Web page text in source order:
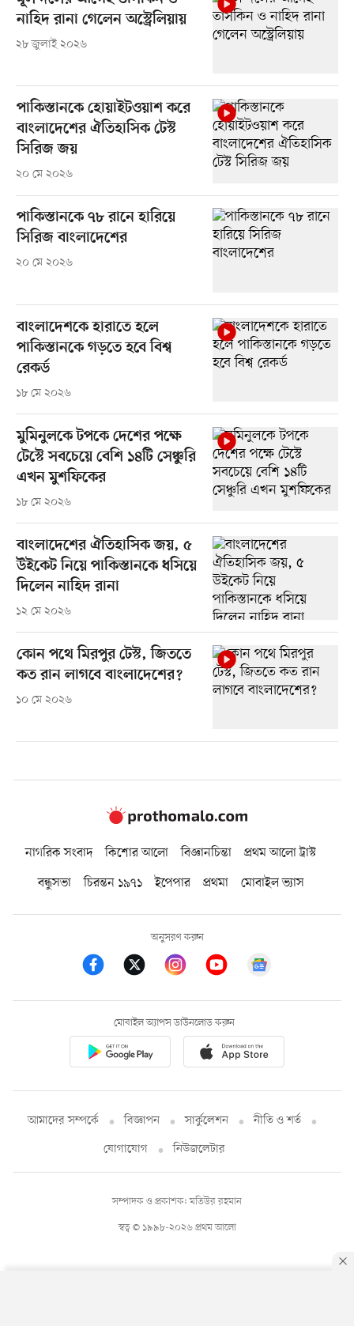
নাহিদ রানা গেলেন অস্ট্রেলিয়ায়
২৮ জুলাই ২০২৬
পাকিস্তানকে হোয়াইটওয়াশ করে
বাংলাদেশের ঐতিহাসিক টেস্ট
সিরিজ জয়
২০ মে ২০২৬
পাকিস্তানকে ৭৮ রানে হারিয়ে
সিরিজ বাংলাদেশের
২০ মে ২০২৬
বাংলাদেশকে হারাতে হলে
পাকিস্তানকে গড়তে হবে বিশ্ব
রেকর্ড
১৮ মে ২০২৬
মুমিনুলকে টপকে দেশের পক্ষে
টেস্টে সবচেয়ে বেশি ১৪টি সেঞ্চুরি
এখন মুশফিকের
১৮ মে ২০২৬
বাংলাদেশের ঐতিহাসিক জয়, ৫
উইকেট নিয়ে পাকিস্তানকে ধসিয়ে
দিলেন নাহিদ রানা
১২ মে ২০২৬
কোন পথে মিরপুর টেস্ট, জিততে
কত রান লাগবে বাংলাদেশের?
১০ মে ২০২৬
নাগরিক সংবাদ কিশোর আলো বিজ্ঞানচিন্তা
প্রথম আলো ট্রাস্ট
বন্ধুসভা
চিরন্তন ১৯৭১ ইপেপার প্রথমা মোবাইল ভ্যাস
অনুসরণ করুন
মোবাইল অ্যাপস ডাউনলোড করুন
আমাদের সম্পর্কে বিজ্ঞাপন সার্কুলেশন
নীতি ও শর্ত
যোগাযোগ
নিউজলেটার
স্বত্ব © ১৯৯৮-২০২৬ প্রথম আলো
সম্পাদক ও প্রকাশক: মতিউর রহমান